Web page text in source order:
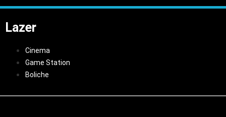
Lazer
Cinema
Game Station
Boliche